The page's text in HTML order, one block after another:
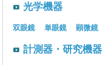
光学機器
双眼鏡 単眼鏡 顕微鏡
計測器・研究機器